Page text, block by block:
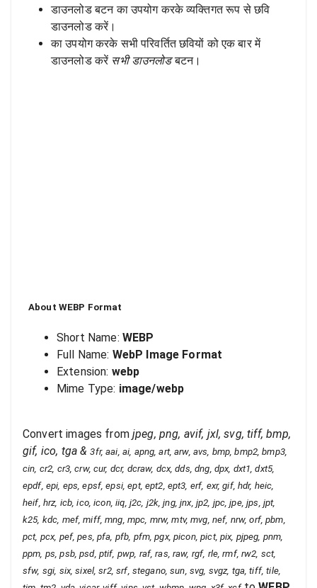
डाउनलोड बटन का उपयोग करके व्यक्तिगत रूप से छवि
डाउनलोड करें।
का उपयोग करके सभी परिवर्तित छवियों को एक बार में
डाउनलोड करें सभी डाउनलोडबटन।
About WEBP Format
Short Name: WEBP
Full Name: WebP Image Format
Extension: webp
Mime Type: image/webp
Convert images fromjpeg, png, avif, jxl, svg, tiff, bmp,
gif, ico, tga&3fr, aai, ai, apng, art, arw, avs, bmp, bmp2, bmp3,
cin, cr2, cr3, crw, cur, dcr, dcraw, dcx, dds, dng, dpx, dxt1, dxt5,
epdf, epi, eps, epsf, epsi, ept, ept2, ept3, erf, exr, gif, hdr, heic,
heif, hrz, icb, ico, icon, iiq, j2c, j2k, jng, jnx, jp2, jpc, jpe, jps, jpt,
k25, kdc, mef, miff, mng, mpc, mrw, mtv, mvg, nef, nrw, orf, pbm,
pct, pcx, pef, pes, pfa, pfb, pfm, pgx, picon, pict, pix, pjpeg, pnm,
ppm, ps, psb, psd, ptif, pwp, raf, ras, raw, rgf, rle, rmf, rw2, sct,
sfw, sgi, six, sixel, sr2, srf, stegano, sun, svg, svgz, tga, tiff, tile,